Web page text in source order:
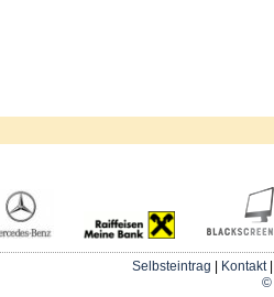
Selbsteintrag Kontakt
©